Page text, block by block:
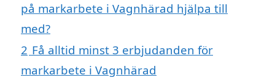
på markarbete i Vagnhärad hjälpa till
med?
2 Få alltid minst 3 erbjudanden för
markarbete i Vagnhärad